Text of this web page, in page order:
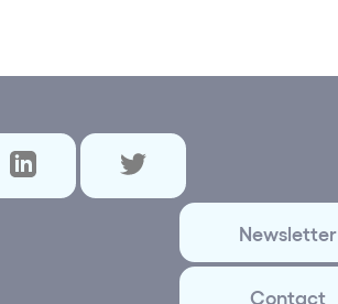
Newsletter
Contact